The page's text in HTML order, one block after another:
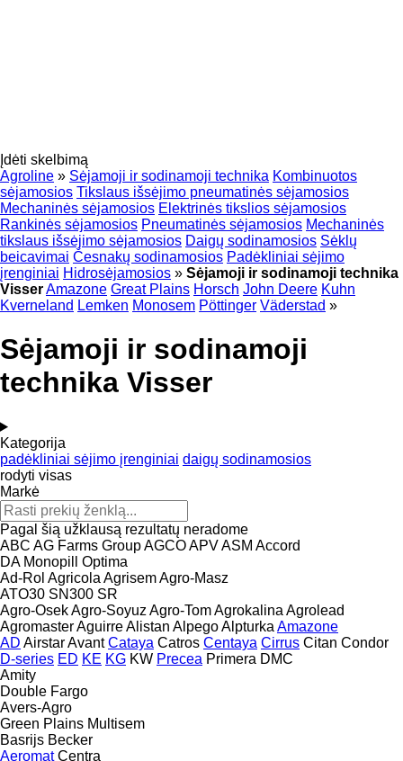
Įdėti skelbimą
Agroline » Sėjamoji ir sodinamoji technika Kombinuotos
sėjamosios Tikslaus išsėjimo pneumatinės sėjamosios
Mechaninės sėjamosios Elektrinės tikslios sėjamosios
Rankinės sėjamosios Pneumatinės sėjamosios Mechaninės
tikslaus išsėjimo sėjamosios Daigų sodinamosios Sėklų
beicavimai Česnakų sodinamosios Padėkliniai sėjimo
įrenginiai Hidrosėjamosios » Sėjamoji ir sodinamoji technika
VisserAmazone Great Plains Horsch John Deere Kuhn
Kverneland Lemken Monosem Pöttinger Väderstad »
Sėjamoji ir sodinamoji
technika Visser
Kategorija
padėkliniai sėjimo įrenginiai daigų sodinamosios
rodyti visas
Markė
Pagal šią užklausą rezultatų neradome
ABC AG Farms GroupAGCOAPVASM Accord
DA Monopill
Optima
Ad-Rol Agricola AgrisemAgro-Masz
ATO30 SN300 SR
Agro-OsekAgro-Soyuz Agro-TomAgrokalina Agrolead
AgromasterAguirreAlistan AlpegoAlpturka Amazone
AD AirstarAvant Cataya Catros Centaya Cirrus Citan Condor
D-series ED KE KG KW Precea Primera DMC
Amity
Double Fargo
Avers-Agro
Green Plains Multisem
Basrijs Becker
Aeromat Centra